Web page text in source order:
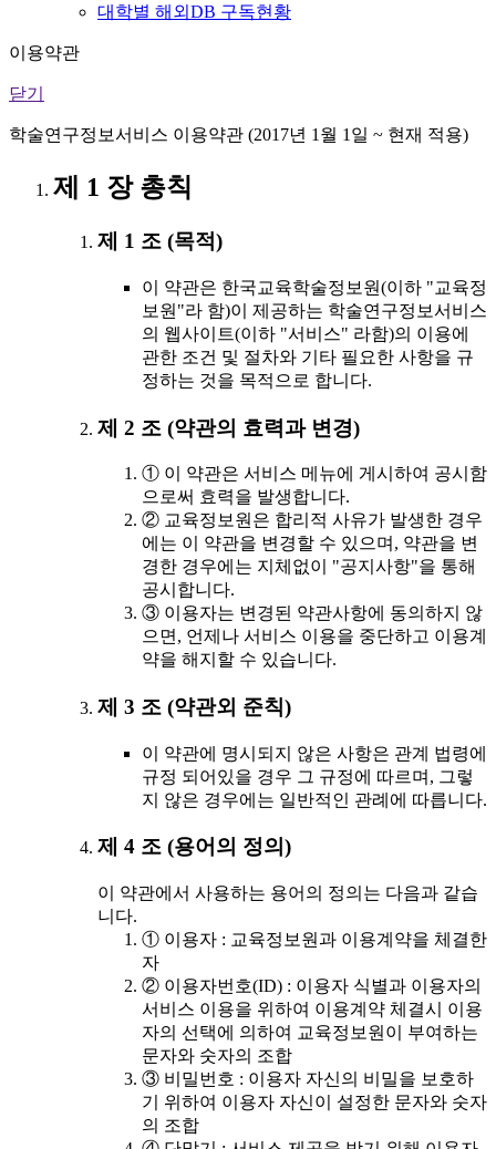
대학별 해외DB 구독현황
이용약관
닫기
학술연구정보서비스 이용약관 (2017년 1월 1일 ~ 현재 적용)
제 1 장 총칙
제 1 조 (목적)
이 약관은 한국교육학술정보원(이하 "교육정
보원"라 함)이 제공하는 학술연구정보서비스
의 웹사이트(이하 "서비스" 라함)의 이용에
관한 조건 및 절차와 기타 필요한 사항을 규
정하는 것을 목적으로 합니다.
제 2 조 (약관의 효력과 변경)
① 이 약관은 서비스 메뉴에 게시하여 공시함
으로써 효력을 발생합니다.
② 교육정보원은 합리적 사유가 발생한 경우
에는 이 약관을 변경할 수 있으며, 약관을 변
경한 경우에는 지체없이 "공지사항"을 통해
공시합니다.
③ 이용자는 변경된 약관사항에 동의하지 않
으면, 언제나 서비스 이용을 중단하고 이용계
약을 해지할 수 있습니다.
제 3 조 (약관외 준칙)
이 약관에 명시되지 않은 사항은 관계 법령에
규정 되어있을 경우 그 규정에 따르며, 그렇
지 않은 경우에는 일반적인 관례에 따릅니다.
제 4 조 (용어의 정의)
이 약관에서 사용하는 용어의 정의는 다음과 같습
니다.
① 이용자 : 교육정보원과 이용계약을 체결한
자
② 이용자번호(ID) : 이용자 식별과 이용자의
서비스 이용을 위하여 이용계약 체결시 이용
자의 선택에 의하여 교육정보원이 부여하는
문자와 숫자의 조합
③ 비밀번호 : 이용자 자신의 비밀을 보호하
기 위하여 이용자 자신이 설정한 문자와 숫자
의 조합